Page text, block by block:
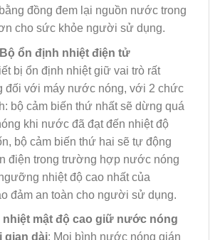
đồng đem lại nguồn nước trong
cho sức khỏe người sử dụng.
ổn định nhiệt điện tử
bị ổn định nhiệt giữ vai trò rất
đối với máy nước nóng, với 2 chức
bộ cảm biến thứ nhất sẽ dừng quá
khi nước đã đạt đến nhiệt độ
bộ cảm biến thứ hai sẽ tự động
điện trong trường hợp nước nóng
nhiệt độ cao nhất của
đảm an toàn cho người sử dụng.
nhiệt mật độ cao giữ nước nóng
gian dài: Mọi bình nước nóng gián